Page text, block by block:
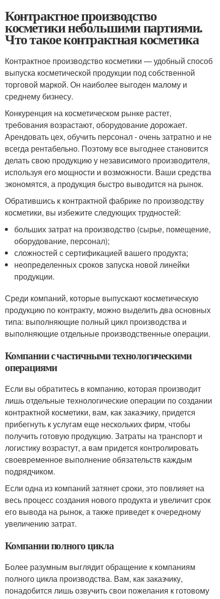
Контрактное производство
косметики небольшими партиями.
Что такое контрактная косметика
Контрактное производство косметики — удобный способ
выпуска косметической продукции под собственной
торговой маркой. Он наиболее выгоден малому и
среднему бизнесу.
Конкуренция на косметическом рынке растет,
требования возрастают, оборудование дорожает.
Арендовать цех, обучить персонал - очень затратно и не
всегда рентабельно. Поэтому все выгоднее становится
делать свою продукцию у независимого производителя,
используя его мощности и возможности. Ваши средства
экономятся, а продукция быстро выводится на рынок.
Обратившись к контрактной фабрике по производству
косметики, вы избежите следующих трудностей:
больших затрат на производство (сырье, помещение,
оборудование, персонал);
сложностей с сертификацией вашего продукта;
неопределенных сроков запуска новой линейки
продукции.
Среди компаний, которые выпускают косметическую
продукцию по контракту, можно выделить два основных
типа: выполняющие полный цикл производства и
выполняющие отдельные производственные операции.
Компании с частичными технологическими
операциями
Если вы обратитесь в компанию, которая производит
лишь отдельные технологические операции по создании
контрактной косметики, вам, как заказчику, придется
прибегнуть к услугам еще нескольких фирм, чтобы
получить готовую продукцию. Затраты на транспорт и
логистику возрастут, а вам придется контролировать
своевременное выполнение обязательств каждым
подрядчиком.
Если одна из компаний затянет сроки, это повлияет на
весь процесс создания нового продукта и увеличит срок
его вывода на рынок, а также приведет к очередному
увеличению затрат.
Компании полного цикла
Более разумным выглядит обращение к компаниям
полного цикла производства. Вам, как заказчику,
понадобится лишь озвучить свои пожелания к готовому